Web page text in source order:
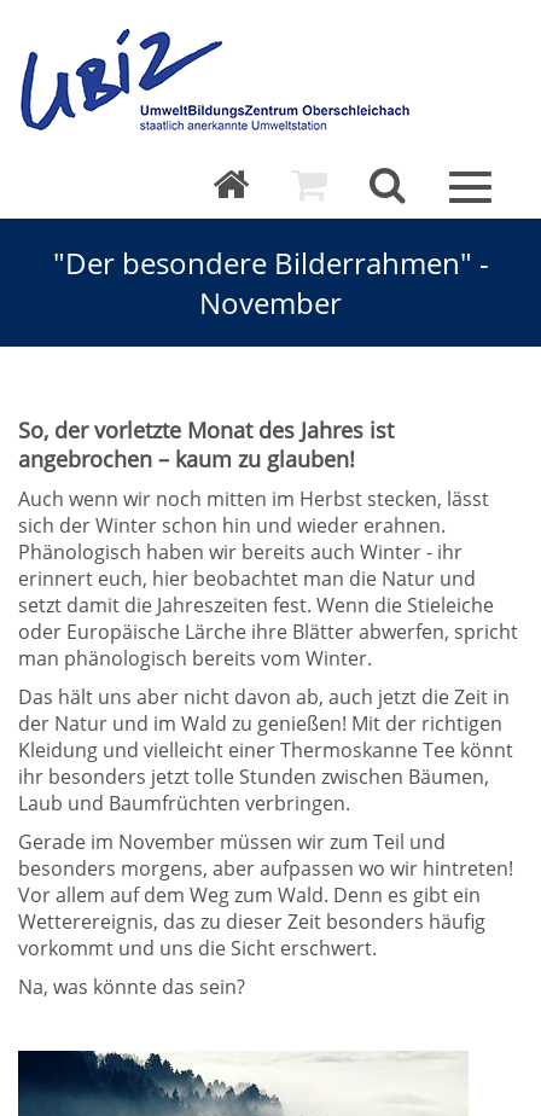
Toggle
"Der besondere Bilderrahmen" -
November
So, der vorletzte Monat des Jahres ist
angebrochen – kaum zu glauben!
Auch wenn wir noch mitten im Herbst stecken, lässt
sich der Winter schon hin und wieder erahnen.
Phänologisch haben wir bereits auch Winter - ihr
erinnert euch, hier beobachtet man die Natur und
setzt damit die Jahreszeiten fest. Wenn die Stieleiche
oder Europäische Lärche ihre Blätter abwerfen, spricht
man phänologisch bereits vom Winter.
Das hält uns aber nicht davon ab, auch jetzt die Zeit in
der Natur und im Wald zu genießen! Mit der richtigen
Kleidung und vielleicht einer Thermoskanne Tee könnt
ihr besonders jetzt tolle Stunden zwischen Bäumen,
Laub und Baumfrüchten verbringen.
Gerade im November müssen wir zum Teil und
besonders morgens, aber aufpassen wo wir hintreten!
Vor allem auf dem Weg zum Wald. Denn es gibt ein
Wetterereignis, das zu dieser Zeit besonders häufig
vorkommt und uns die Sicht erschwert.
Na, was könnte das sein?